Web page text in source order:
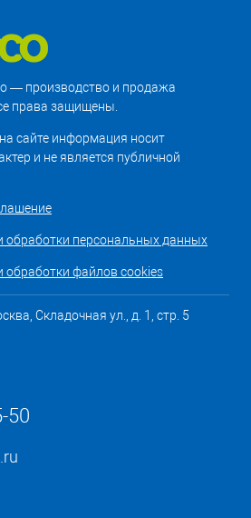
— производство и продажа
права защищены.
сайте информация носит
и не является публичной
обработки персональных данных
обработки файлов cookies
Складочная ул., д. 1, стр. 5
50